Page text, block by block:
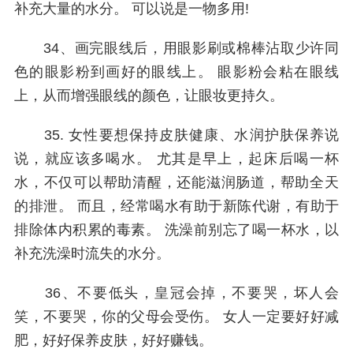
补充大量的水分。 可以说是一物多用!
34、画完眼线后，用眼影刷或棉棒沾取少许同
色的眼影粉到画好的眼线上。 眼影粉会粘在眼线
上，从而增强眼线的颜色，让眼妆更持久。
35. 女性要想保持皮肤健康、水润护肤保养说
说，就应该多喝水。 尤其是早上，起床后喝一杯
水，不仅可以帮助清醒，还能滋润肠道，帮助全天
的排泄。 而且，经常喝水有助于新陈代谢，有助于
排除体内积累的毒素。 洗澡前别忘了喝一杯水，以
补充洗澡时流失的水分。
36、不要低头，皇冠会掉，不要哭，坏人会
笑，不要哭，你的父母会受伤。 女人一定要好好减
肥，好好保养皮肤，好好赚钱。